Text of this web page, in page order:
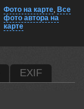
Фото на карте, Все
фото автора на
карте
EXIF